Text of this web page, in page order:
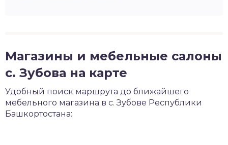
Магазины и мебельные салоны
с. Зубова на карте
Удобный поиск маршрута до ближайшего
мебельного магазина в с. Зубове Республики
Башкортостана: